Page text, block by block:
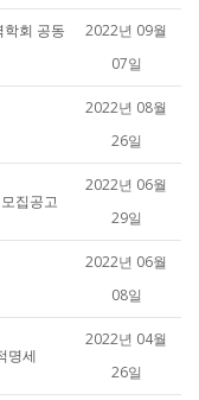
회 공동
2022년 09월
07일
2022년 08월
26일
집공고
2022년 06월
29일
2022년 06월
08일
명세
2022년 04월
26일